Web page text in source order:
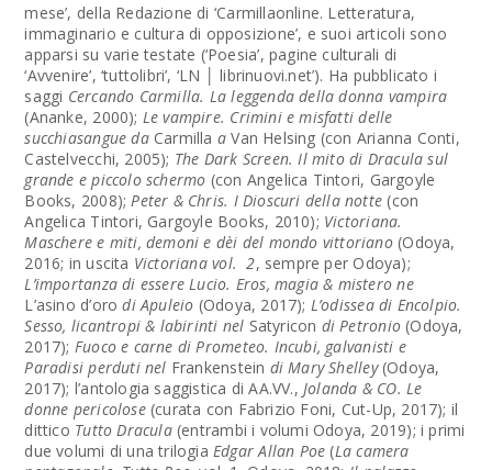
mese’, della Redazione di ‘Carmillaonline. Letteratura,
immaginario e cultura di opposizione’, e suoi articoli sono
apparsi su varie testate (‘Poesia’, pagine culturali di
‘Avvenire’, ‘tuttolibri’, ‘LN │ librinuovi.net’). Ha pubblicato i
saggi Cercando Carmilla. La leggenda della donna vampira
(Ananke, 2000); Le vampire. Crimini e misfatti delle
succhiasangue da Carmilla a Van Helsing (con Arianna Conti,
Castelvecchi, 2005); The Dark Screen. Il mito di Dracula sul
grande e piccolo schermo (con Angelica Tintori, Gargoyle
Books, 2008);Peter & Chris. I Dioscuri della notte (con
Angelica Tintori, Gargoyle Books, 2010); Victoriana.
Maschere e miti, demoni e dèi del mondo vittoriano(Odoya,
2016; in uscita Victoriana vol. 2, sempre per Odoya);
L’importanza di essere Lucio. Eros, magia & mistero ne
L’asino d’oro di Apuleio (Odoya, 2017); L’odissea di Encolpio.
Sesso, licantropi & labirinti nel Satyricon di Petronio(Odoya,
2017); Fuoco e carne di Prometeo. Incubi, galvanisti e
Paradisi perduti nel Frankenstein di Mary Shelley(Odoya,
2017); l’antologia saggistica di AA.VV.,Jolanda & CO. Le
donne pericolose(curata con Fabrizio Foni, Cut-Up, 2017); il
dittico Tutto Dracula(entrambi i volumi Odoya, 2019); i primi
due volumi di una trilogiaEdgar Allan Poe(La camera